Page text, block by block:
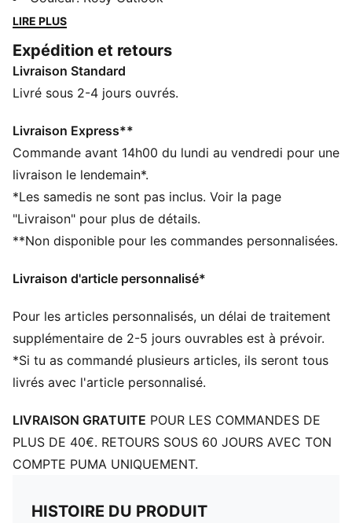
pour toutes les aventures. Son logo oversize est idéal
prêt à passer à l’action !
CARACTÉRISTIQUES + AVANTAGES
Confectionné avec un minimum de 90 % de matériaux
DÉTAILS
Doublure en polyester 150D embossé
Compartiment principal à cordon de serrage
bretelles
Modèle PUMA confortable
Détails brandés PUMA
Dimensions : 43 cm (H) x 37,5 cm (l)
LIRE PLUS
Expédition et retours
Livraison Standard
Livré sous 2-4 jours ouvrés.
Livraison Express**
Commande avant 14h00 du lundi au vendredi pour une
livraison le lendemain*.
*Les samedis ne sont pas inclus. Voir la page
"Livraison" pour plus de détails.
**Non disponible pour les commandes personnalisées.
Livraison d'article personnalisé*
Pour les articles personnalisés, un délai de traitement
supplémentaire de 2-5 jours ouvrables est à prévoir.
*Si tu as commandé plusieurs articles, ils seront tous
livrés avec l'article personnalisé.
LIVRAISON GRATUITE POUR LES COMMANDES DE
PLUS DE 40€. RETOURS SOUS 60 JOURS AVEC TON
COMPTE PUMA UNIQUEMENT.
HISTOIRE DU PRODUIT